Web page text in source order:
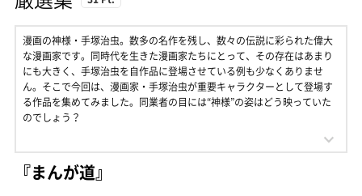
漫画の神様・手塚治虫。数多の名作を残し、数々の伝説に彩られた偉大
な漫画家です。同時代を生きた漫画家たちにとって、その存在はあまり
にも大きく、手塚治虫を自作品に登場させている例も少なくありませ
ん。そこで今回は、漫画家・手塚治虫が重要キャラクターとして登場す
る作品を集めてみました。同業者の目には“神様”の姿はどう映っていた
のでしょう？
『まんが道』